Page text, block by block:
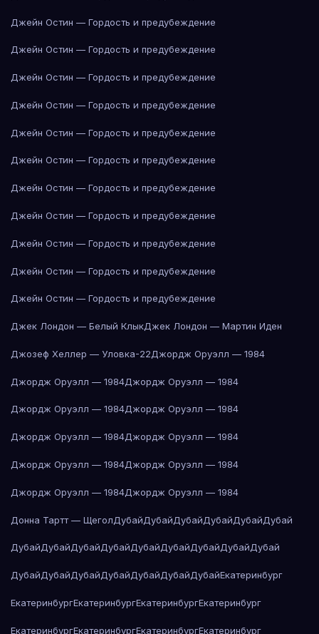
Джейн Остин — Гордость и предубеждение
Джейн Остин — Гордость и предубеждение
Джейн Остин — Гордость и предубеждение
Джейн Остин — Гордость и предубеждение
Джейн Остин — Гордость и предубеждение
Джейн Остин — Гордость и предубеждение
Джейн Остин — Гордость и предубеждение
Джейн Остин — Гордость и предубеждение
Джейн Остин — Гордость и предубеждение
Джейн Остин — Гордость и предубеждение
Джейн Остин — Гордость и предубеждение
Джек Лондон — Белый КлыкДжек Лондон — Мартин Иден
Джозеф Хеллер — Уловка-22Джордж Оруэлл — 1984
Джордж Оруэлл — 1984Джордж Оруэлл — 1984
Джордж Оруэлл — 1984Джордж Оруэлл — 1984
Джордж Оруэлл — 1984Джордж Оруэлл — 1984
Джордж Оруэлл — 1984Джордж Оруэлл — 1984
Джордж Оруэлл — 1984Джордж Оруэлл — 1984
Донна Тартт — ЩеголДубайДубайДубайДубайДубайДубай
ДубайДубайДубайДубайДубайДубайДубайДубайДубай
ДубайДубайДубайДубайДубайДубайДубайЕкатеринбург
ЕкатеринбургЕкатеринбургЕкатеринбургЕкатеринбург
ЕкатеринбургЕкатеринбургЕкатеринбургЕкатеринбург